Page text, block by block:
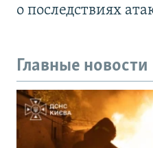
о последствиях
Главные новости